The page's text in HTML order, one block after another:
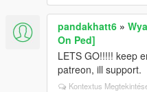
pandakhatt6 »
On Ped]
LETS GO!!!!! keep
patreon, ill support.
Kontextus